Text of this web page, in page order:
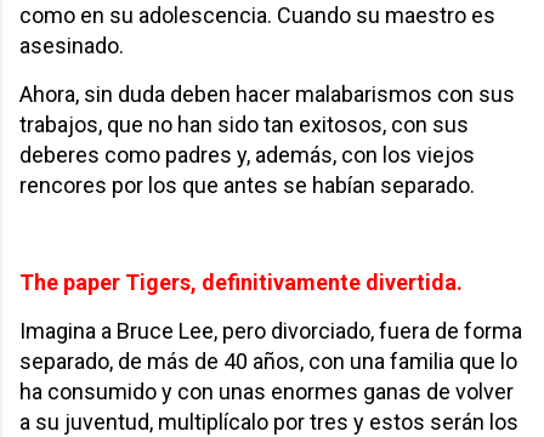
como en su adolescencia. Cuando su maestro es
asesinado.
Ahora, sin duda deben hacer malabarismos con sus
trabajos, que no han sido tan exitosos, con sus
deberes como padres y, además, con los viejos
rencores por los que antes se habían separado.
The paper Tigers, definitivamente divertida.
Imagina a Bruce Lee, pero divorciado, fuera de forma
separado, de más de 40 años, con una familia que lo
ha consumido y con unas enormes ganas de volver
a su juventud, multiplícalo por tres y estos serán los